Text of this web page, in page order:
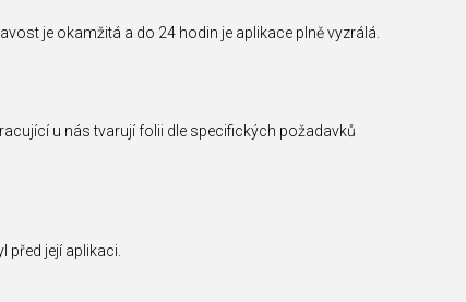
je okamžitá a do 24 hodin je aplikace plně vyzrálá.
u nás tvarují folii dle specifických požadavků
před její aplikaci.